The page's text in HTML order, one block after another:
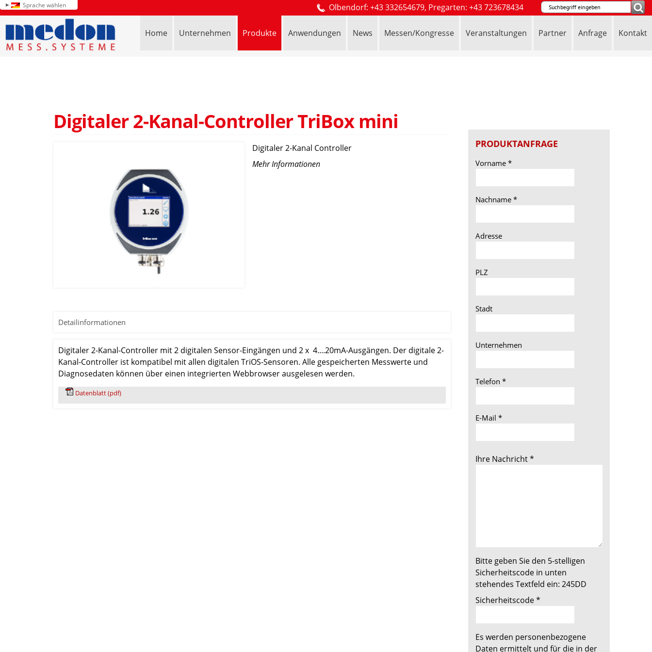
Sprache wählen Olbendorf: +43 332654679, Pregarten: +43 723678434
Home Unternehmen Produkte Anwendungen News Messen/Kongresse Veranstaltungen Partner Anfrage Kontakt
Digitaler 2-Kanal-Controller TriBox mini
Digitaler 2-Kanal Controller
Mehr Informationen
Detailinformationen
Digitaler 2-Kanal-Controller mit 2 digitalen Sensor-Eingängen und 2 x 4....20mA-Ausgängen. Der digitale 2-
Kanal-Controller ist kompatibel mit allen digitalen TriOS-Sensoren. Alle gespeicherten Messwerte und
Diagnosedaten können über einen integrierten Webbrowser ausgelesen werden.
Datenblatt (pdf)
PRODUKTANFRAGE
Vorname *
Nachname *
Adresse
PLZ
Stadt
Unternehmen
Telefon *
E-Mail *
Ihre Nachricht*
Bitte geben Sie den 5-stelligen
Sicherheitscode in unten
stehendes Textfeld ein: 245DD
Sicherheitscode*
Es werden personenbezogene
Daten ermittelt und für die in der